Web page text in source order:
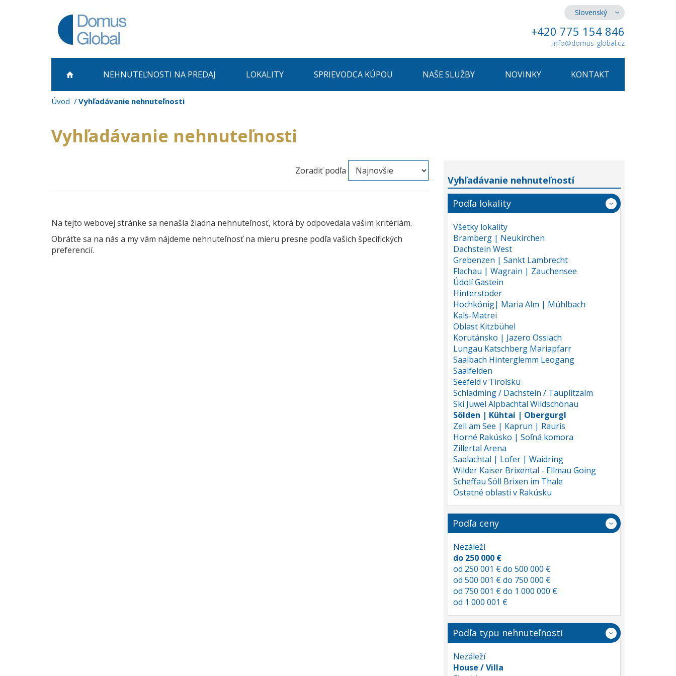
Slovenský
+420 775 154 846
info@domus-global.cz
NEHNUTEĽNOSTI NA PREDAJ LOKALITY SPRIEVODCA KÚPOU NAŠE SLUŽBY NOVINKY KONTAKT
Úvod Vyhľadávanie nehnuteľnosti
Vyhľadávanie nehnuteľnosti
Zoradiť podľa
Na tejto webovej stránke sa nenašla žiadna nehnuteľnosť, ktorá by odpovedala vašim kritériám.
Obráťte sa na nás a my vám nájdeme nehnuteľnosť na mieru presne podľa vašich špecifických
preferencií.
Vyhľadávanie nehnuteľností
Podľa lokality
Všetky lokality
Bramberg | Neukirchen
Dachstein West
Grebenzen | Sankt Lambrecht
Flachau | Wagrain | Zauchensee
Údolí Gastein
Hinterstoder
Hochkönig| Maria Alm | Mühlbach
Kals-Matrei
Oblast Kitzbühel
Korutánsko | Jazero Ossiach
Lungau Katschberg Mariapfarr
Saalbach Hinterglemm Leogang
Saalfelden
Seefeld v Tirolsku
Schladming / Dachstein / Tauplitzalm
Ski Juwel Alpbachtal Wildschönau
Sölden | Kühtai | Obergurgl
Zell am See | Kaprun | Rauris
Horné Rakúsko | Soľná komora
Zillertal Arena
Saalachtal | Lofer | Waidring
Wilder Kaiser Brixental - Ellmau Going
Scheffau Söll Brixen im Thale
Ostatné oblasti v Rakúsku
Podľa ceny
Nezáleží
do 250 000 €
od 250 001 € do 500 000 €
od 500 001 € do 750 000 €
od 750 001 € do 1 000 000 €
od 1 000 001 €
Podľa typu nehnuteľnosti
Nezáleží
House / Villa